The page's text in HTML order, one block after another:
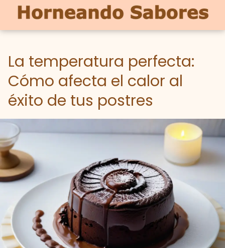
La temperatura perfecta:
Cómo afecta el calor al
éxito de tus postres